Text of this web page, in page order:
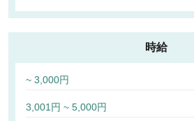
時給
~ 3,000円
3,001円 ~ 5,000円